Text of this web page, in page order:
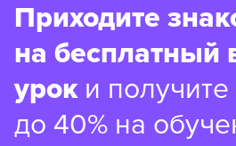
Приходите
на бесплатный
уроки получите
до 40% на